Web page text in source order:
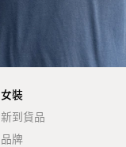
女裝
新到貨品
品牌